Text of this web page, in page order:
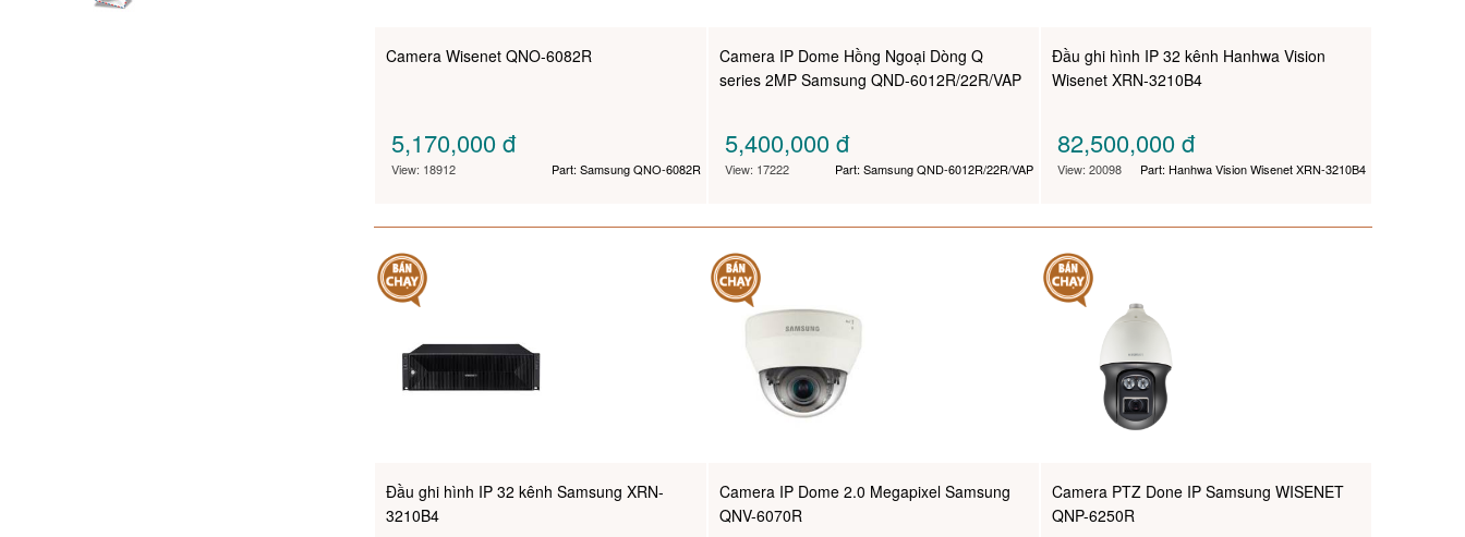
Camera Wisenet QNO-6082R
5,170,000đ
View: 18912 Part: Samsung QNO-6082R
Camera IP Dome Hồng Ngoại Dòng Q
series 2MP Samsung QND-6012R/22R/VAP
5,400,000đ
View: 17222 Part: Samsung QND-6012R/22R/VAP
Đầu ghi hình IP 32 kênh Hanhwa Vision
Wisenet XRN-3210B4
82,500,000đ
View: 20098 Part: Hanhwa Vision Wisenet XRN-3210B4
Đầu ghi hình IP 32 kênh Samsung XRN-
3210B4
Camera IP Dome 2.0 Megapixel Samsung
QNV-6070R
Camera PTZ Done IP Samsung WISENET
QNP-6250R